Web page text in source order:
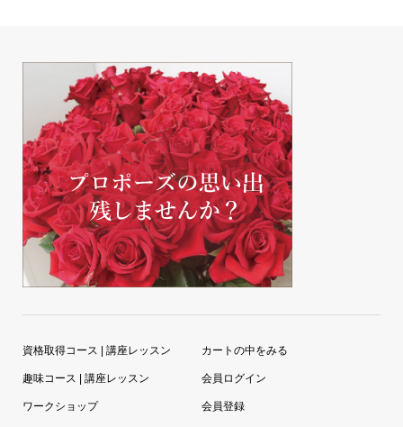
資格取得コース | 講座レッスン
趣味コース | 講座レッスン
ワークショップ
カートの中をみる
会員ログイン
会員登録